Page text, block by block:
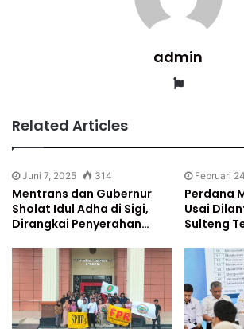
admin
Website
Related Articles
Juni 7, 2025 314
Mentrans dan Gubernur
Sholat Idul Adha di Sigi,
Dirangkai Penyerahan…
Februari
Perdana
Usai
Sulteng